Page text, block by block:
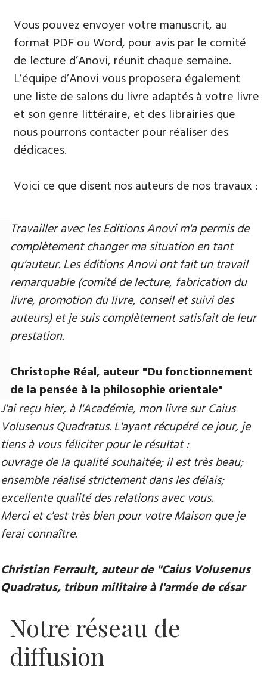
Vous pouvez envoyer votre manuscrit, au
format PDF ou Word, pour avis par le comité
de lecture d’Anovi, réunit chaque semaine.
L’équipe d’Anovi vous proposera également
une liste de salons du livre adaptés à votre livre
et son genre littéraire, et des librairies que
nous pourrons contacter pour réaliser des
dédicaces.
Voici ce que disent nos auteurs de nos travaux :
Travailler avec les Editions Anovi m'a permis de
complètement changer ma situation en tant
qu'auteur. Les éditions Anovi ont fait un travail
remarquable (comité de lecture, fabrication du
livre, promotion du livre, conseil et suivi des
auteurs) et je suis complètement satisfait de leur
prestation.
Christophe Réal, auteur ​"Du fonctionnement
de la pensée à la philosophie orientale"
J'ai reçu hier, à l'Académie, mon livre sur Caius
Volusenus Quadratus. L'ayant récupéré ce jour, je
tiens à vous féliciter pour le résultat :
ouvrage de la qualité souhaitée; il est très beau;
ensemble réalisé strictement dans les délais;
excellente qualité des relations avec vous.
Merci et c'est très bien pour votre Maison que je
ferai connaître.
Christian Ferrault, auteur de "Caius Volusenus
Quadratus, tribun militaire à l'armée de césar
Notre réseau de
diffusion